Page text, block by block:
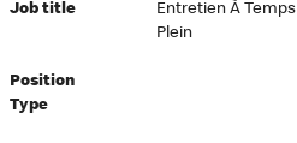
Job title
Entretien À Temps
Plein
Position
Type